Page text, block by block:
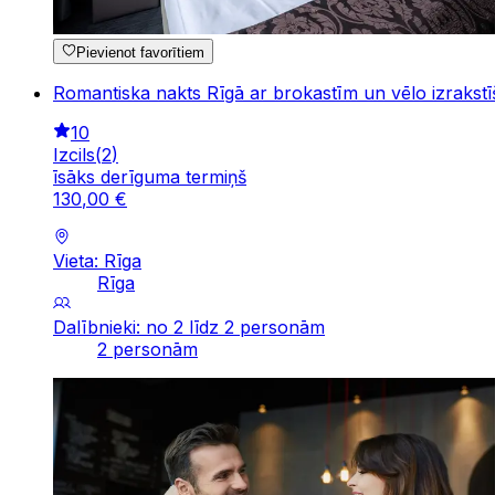
Pievienot favorītiem
Romantiska nakts Rīgā ar brokastīm un vēlo
10
Izcils(2)
īsāks derīguma termiņš
130,00 €
Vieta: Rīga
Rīga
Dalībnieki: no 2 līdz 2 personām
2 personām